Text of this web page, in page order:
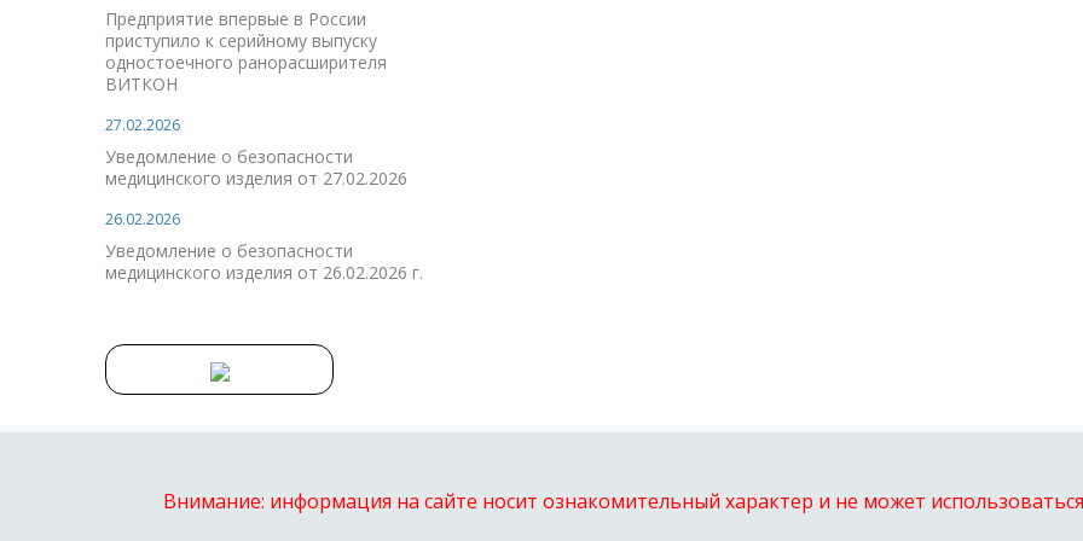
Предприятие впервые в России
приступило к серийному выпуску
одностоечного ранорасширителя
ВИТКОН
27.02.2026
Уведомление о безопасности
медицинского изделия от 27.02.2026
26.02.2026
Уведомление о безопасности
медицинского изделия от 26.02.2026 г.
Внимание: информация на сайте носит ознакомительный характер и не может